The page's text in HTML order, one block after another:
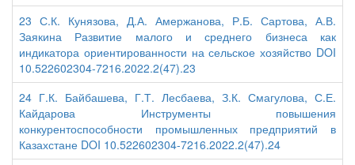
23 С.К. Кунязова, Д.А. Амержанова, Р.Б. Сартова, А.В.
Заякина Развитие малого и среднего бизнеса как
индикатора ориентированности на сельское хозяйство DOI
10.522602304-7216.2022.2(47).23
24 Г.К. Байбашева, Г.Т. Лесбаева, З.К. Смагулова, С.Е.
Кайдарова Инструменты повышения
конкурентоспособности промышленных предприятий в
Казахстане DOI 10.522602304-7216.2022.2(47).24